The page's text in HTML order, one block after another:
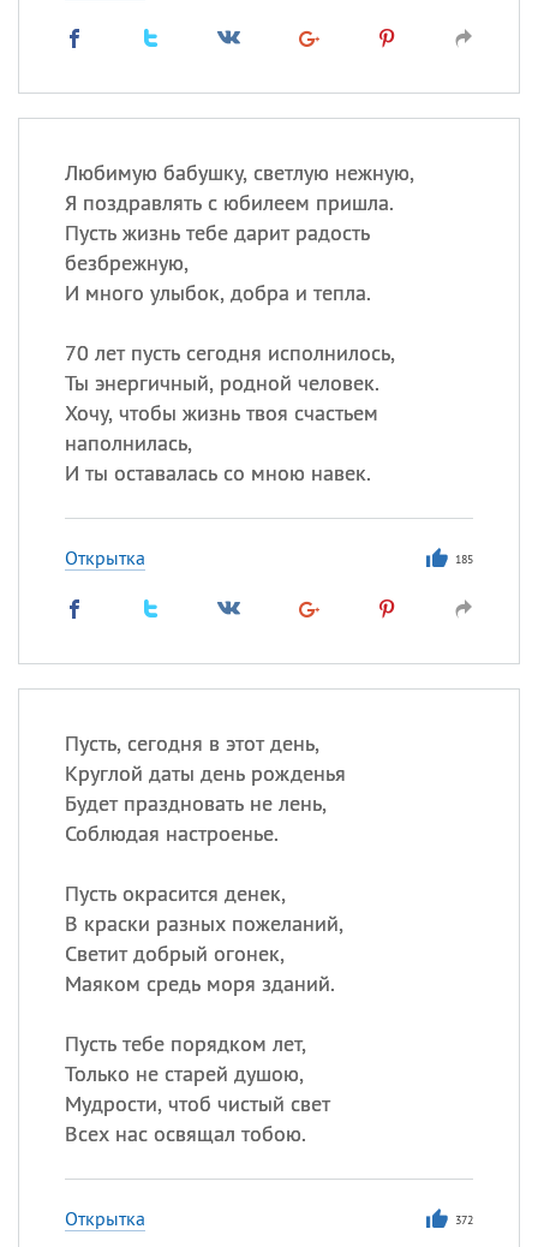
Любимую бабушку, светлую нежную,
Я поздравлять с юбилеем пришла.
Пусть жизнь тебе дарит радость
безбрежную,
И много улыбок, добра и тепла.
70 лет пусть сегодня исполнилось,
Ты энергичный, родной человек.
Хочу, чтобы жизнь твоя счастьем
наполнилась,
И ты оставалась со мною навек.
Открытка 185
Пусть, сегодня в этот день,
Круглой даты день рожденья
Будет праздновать не лень,
Соблюдая настроенье.
Пусть окрасится денек,
В краски разных пожеланий,
Светит добрый огонек,
Маяком средь моря зданий.
Пусть тебе порядком лет,
Только не старей душою,
Мудрости, чтоб чистый свет
Всех нас освящал тобою.
Открытка 372